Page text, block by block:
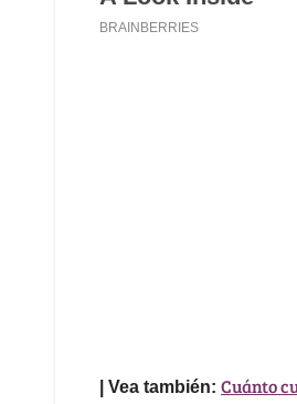
| Vea también: Cuánto